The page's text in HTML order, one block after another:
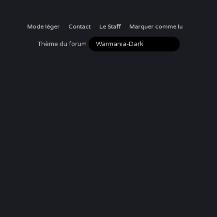
Mode léger Contact Le Staff Marquer comme lu
Thème du forum